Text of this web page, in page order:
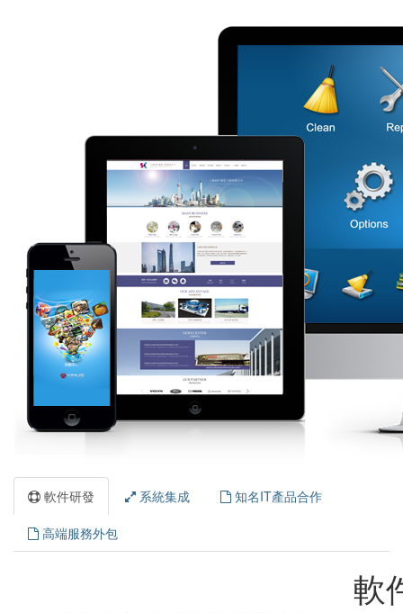
軟件研發 系統集成 知名IT產品合作
高端服務外包
軟